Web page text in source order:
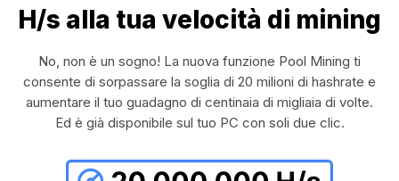
H/s alla tua velocità di mining
No, non è un sogno! La nuova funzione Pool Mining ti
consente di sorpassare la soglia di 20 milioni di hashrate e
aumentare il tuo guadagno di centinaia di migliaia di volte.
Ed è già disponibile sul tuo PC con soli due clic.